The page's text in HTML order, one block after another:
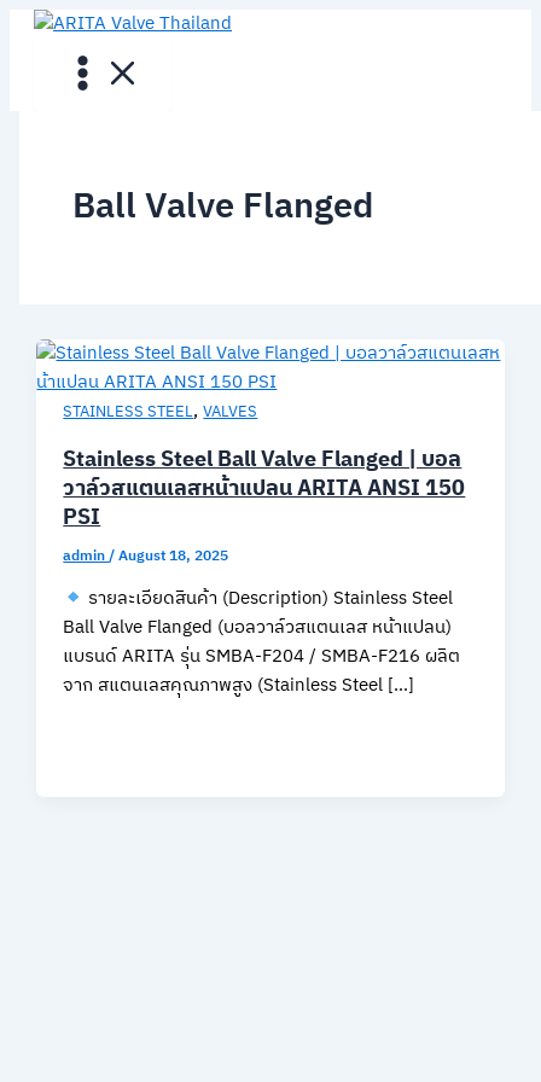
Skip
Ball Valve Flanged
STAINLESS STEEL,VALVES
Stainless Steel Ball Valve Flanged | บอล
วาล์วสแตนเลสหน้าแปลน ARITA ANSI 150
PSI
admin/August 18, 2025
รายละเอียดสินค้า (Description) Stainless Steel
Ball Valve Flanged (บอลวาล์วสแตนเลส หน้าแปลน)
แบรนด์ ARITA รุ่น SMBA-F204 / SMBA-F216 ผลิต
จาก สแตนเลสคุณภาพสูง (Stainless Steel […]